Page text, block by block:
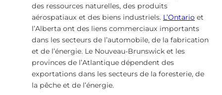
des ressources naturelles, des produits
aérospatiaux et des biens industriels. L’Ontario et
l’Alberta ont des liens commerciaux importants
dans les secteurs de l’automobile, de la fabrication
et de l’énergie. Le Nouveau-Brunswick et les
provinces de l’Atlantique dépendent des
exportations dans les secteurs de la foresterie, de
la pêche et de l’énergie.